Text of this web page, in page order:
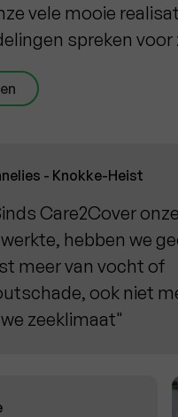
vele mooie
spreken voor
- Knokke-Heist
Care2Cover
hebben we
meer van vocht of
ook niet
zeeklimaat"